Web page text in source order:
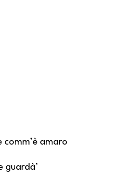
comm’è amaro
guardà’